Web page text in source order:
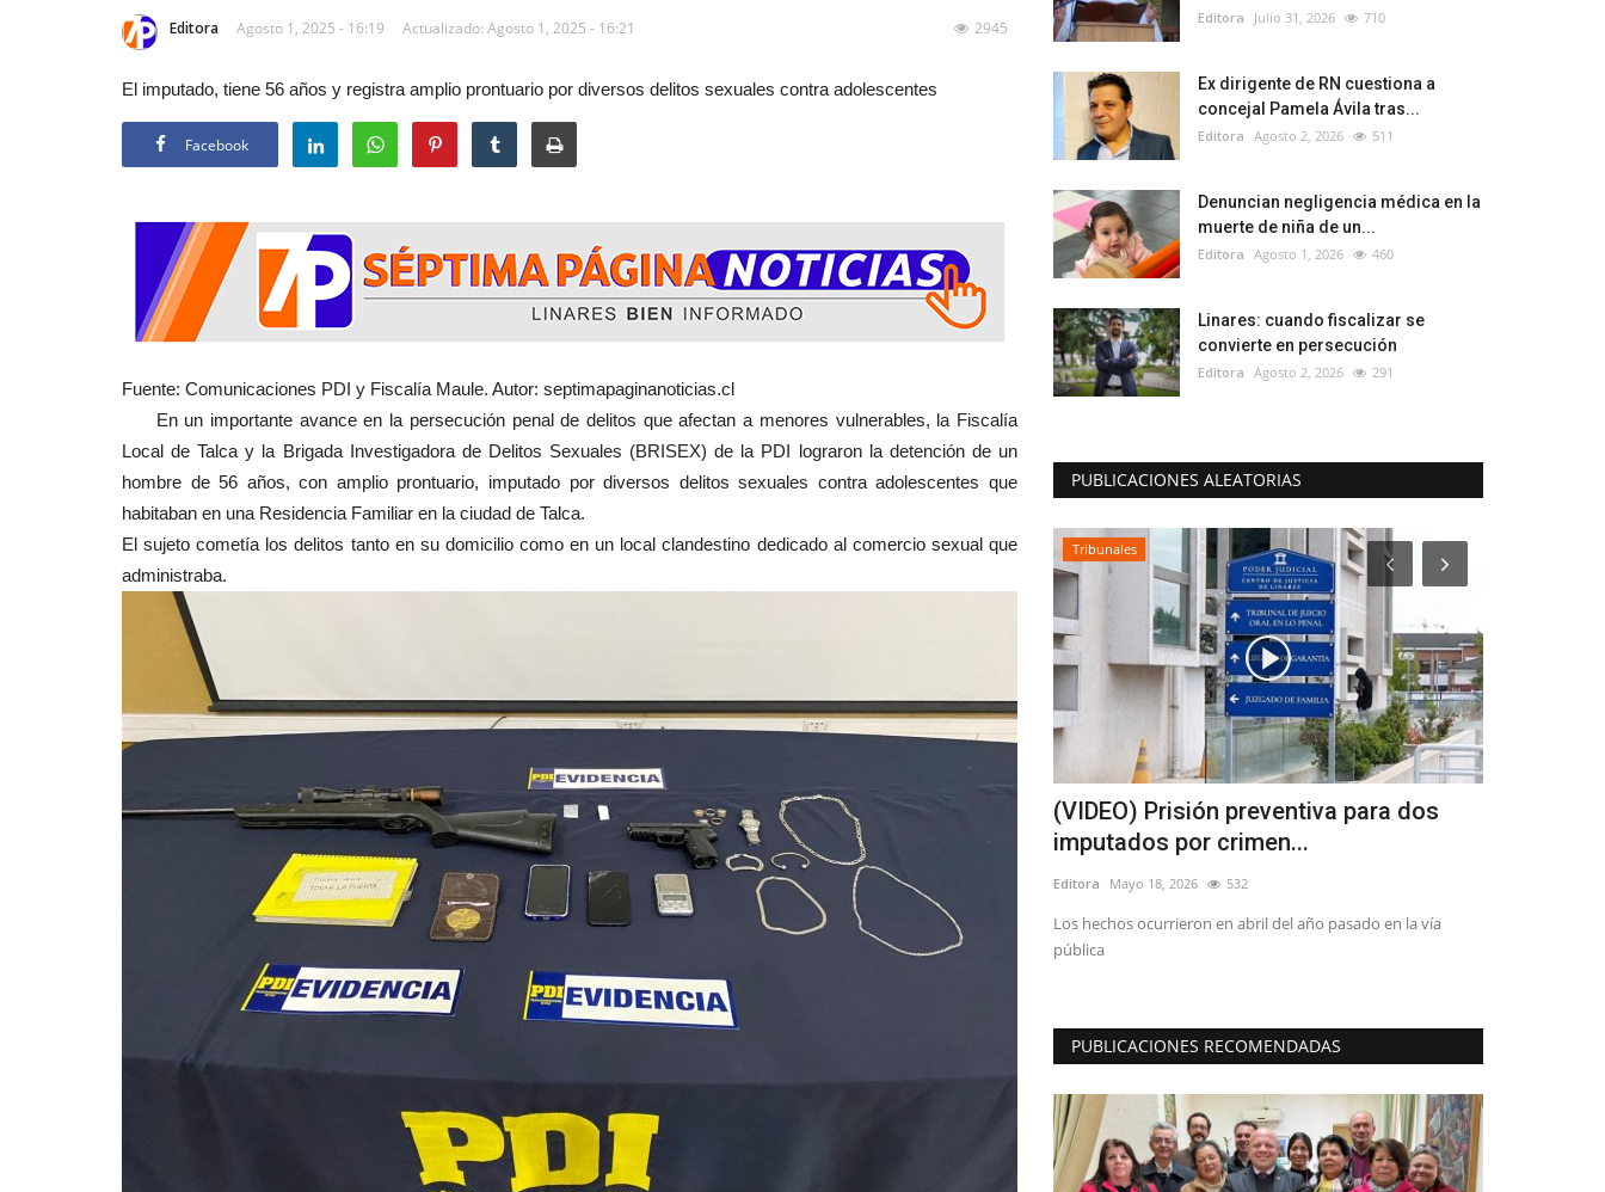
fullscreen
Editora Agosto 1, 2025 - 16:19 Actualizado: Agosto 1, 2025 - 16:21 2945
El imputado, tiene 56 años y registra amplio prontuario por diversos delitos sexuales contra adolescentes
Facebook
Fuente: Comunicaciones PDI y Fiscalía Maule. Autor: septimapaginanoticias.cl
En un importante avance en la persecución penal de delitos que afectan a menores vulnerables, la Fiscalía
Local de Talca y la Brigada Investigadora de Delitos Sexuales (BRISEX) de la PDI lograron la detención de un
hombre de 56 años, con amplio prontuario, imputado por diversos delitos sexuales contra adolescentes que
habitaban en una Residencia Familiar en la ciudad de Talca.
El sujeto cometía los delitos tanto en su domicilio como en un local clandestino dedicado al comercio sexual que
administraba.
Editora Julio 31, 2026 710
Ex dirigente de RN cuestiona a
concejal Pamela Ávila tras...
Editora Agosto 2, 2026 511
Denuncian negligencia médica en la
muerte de niña de un...
Editora Agosto 1, 2026 460
Linares: cuando fiscalizar se
convierte en persecución
Editora Agosto 2, 2026 291
PUBLICACIONES ALEATORIAS
Policial
Operativo policial culmina con tres
sujetos detenidos por...
Julio 3, 2026 775
Personal de la Subcomisaria "Cristián Martínez Badilla", se
Crónica
Empleo estacional, ¿sólo un trabajo de
temporada?
Editora Agosto 4, 2026 126
Tribunales
(VIDEO) Prisión preventiva para dos
imputados por crimen...
Editora Mayo 18, 2026 532
Los hechos ocurrieron en abril del año pasado en la vía
pública
PUBLICACIONES RECOMENDADAS